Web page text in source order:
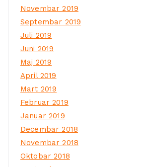
Novembar 2019
Septembar 2019
Juli 2019
Juni 2019
Maj 2019
April 2019
Mart 2019
Februar 2019
Januar 2019
Decembar 2018
Novembar 2018
Oktobar 2018